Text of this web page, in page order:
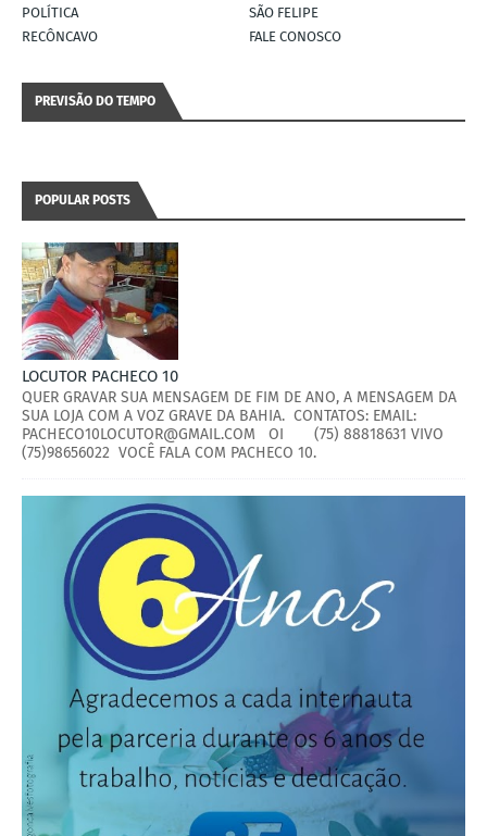
POLÍTICA
SÃO FELIPE
RECÔNCAVO
FALE CONOSCO
PREVISÃO DO TEMPO
POPULAR POSTS
LOCUTOR PACHECO 10
QUER GRAVAR SUA MENSAGEM DE FIM DE ANO, A MENSAGEM DA
SUA LOJA COM A VOZ GRAVE DA BAHIA. CONTATOS: EMAIL:
PACHECO10LOCUTOR@GMAIL.COM OI (75) 88818631 VIVO
(75)98656022 VOCÊ FALA COM PACHECO 10.